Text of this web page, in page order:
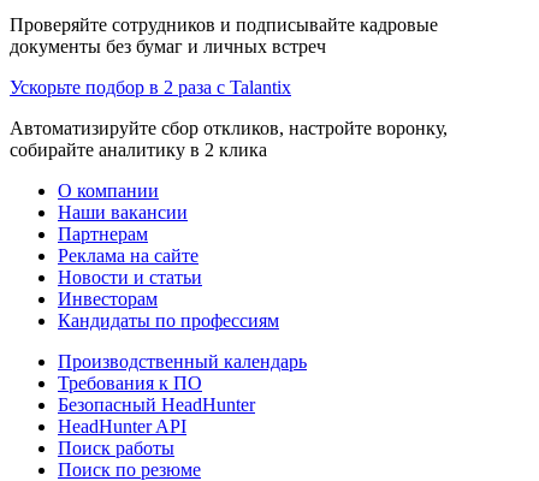
Проверяйте сотрудников и подписывайте кадровые
документы без бумаг и личных встреч
Ускорьте подбор в 2 раза с Talantix
Автоматизируйте сбор откликов, настройте воронку,
собирайте аналитику в 2 клика
О компании
Наши вакансии
Партнерам
Реклама на сайте
Новости и статьи
Инвесторам
Кандидаты по профессиям
Производственный календарь
Требования к ПО
Безопасный HeadHunter
HeadHunter API
Поиск работы
Поиск по резюме